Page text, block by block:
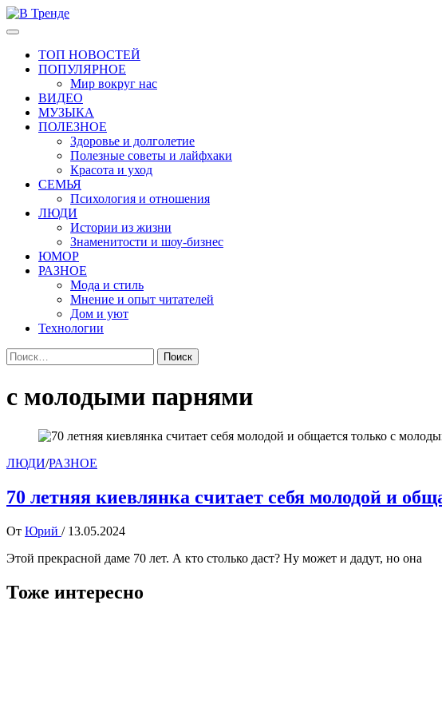
Перейти
к
Основное
ТОП НОВОСТЕЙ
ПОПУЛЯРНОЕ
Мир вокруг нас
ВИДЕО
МУЗЫКА
ПОЛЕЗНОЕ
Здоровье и долголетие
Полезные советы и лайфхаки
Красота и уход
СЕМЬЯ
Психология и отношения
ЛЮДИ
Истории из жизни
Знаменитости и шоу-бизнес
ЮМОР
РАЗНОЕ
Мода и стиль
Мнение и опыт читателей
Дом и уют
Технологии
Найти:
с молодыми парнями
ЛЮДИ/РАЗНОЕ
70 летняя киевлянка считает себя молодой и
От Юрий / 13.05.2024
Этой прекрасной даме 70 лет. А кто столько даст? Ну может и дадут, но она
Тоже интересно